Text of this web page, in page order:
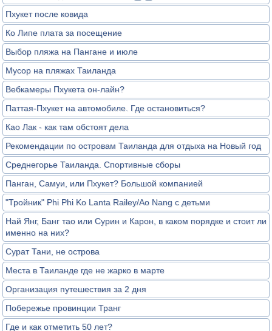
Пхукет после ковида
Ко Липе плата за посещение
Выбор пляжа на Пангане и июле
Мусор на пляжах Таиланда
Вебкамеры Пхукета он-лайн?
Паттая-Пхукет на автомобиле. Где остановиться?
Као Лак - как там обстоят дела
Рекомендации по островам Таиланда для отдыха на Новый год
Среднегорье Таиланда. Спортивные сборы
Панган, Самуи, или Пхукет? Большой компанией
"Тройник" Phi Phi Ko Lanta Railey/Ao Nang с детьми
Най Янг, Банг тао или Сурин и Карон, в каком порядке и стоит ли
именно на них?
Сурат Тани, не острова
Места в Таиланде где не жарко в марте
Организация путешествия за 2 дня
Побережье провинции Транг
Где и как отметить 50 лет?